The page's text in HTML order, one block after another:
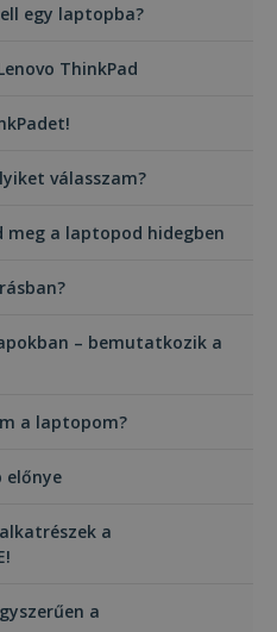
egy laptopba?
ThinkPad
válasszam?
meg a laptopod hidegben
– bemutatkozik a
a laptopom?
előnye
a
a